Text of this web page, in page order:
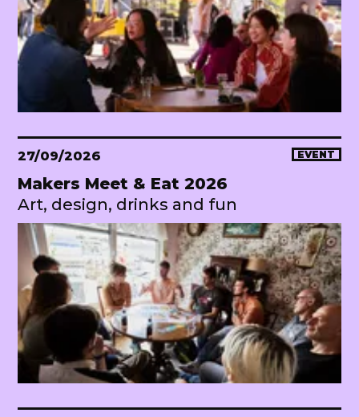
27/09/2026 EVENT
Makers Meet & Eat 2026
Art, design, drinks and fun